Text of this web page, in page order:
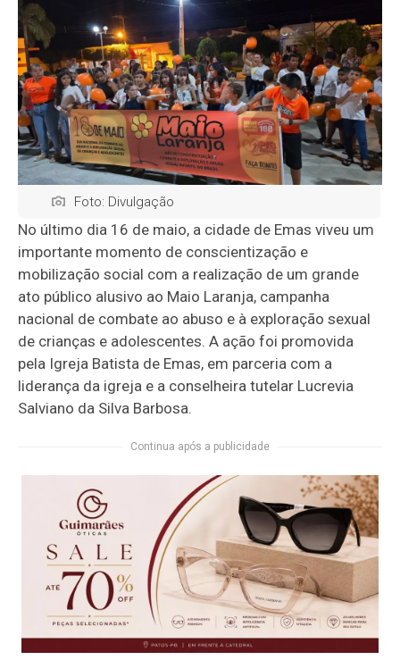
Foto: Divulgação
No último dia 16 de maio, a cidade de Emas viveu um
importante momento de conscientização e
mobilização social com a realização de um grande
ato público alusivo ao Maio Laranja, campanha
nacional de combate ao abuso e à exploração sexual
de crianças e adolescentes. A ação foi promovida
pela Igreja Batista de Emas, em parceria com a
liderança da igreja e a conselheira tutelar Lucrevia
Salviano da Silva Barbosa.
Continua após a publicidade